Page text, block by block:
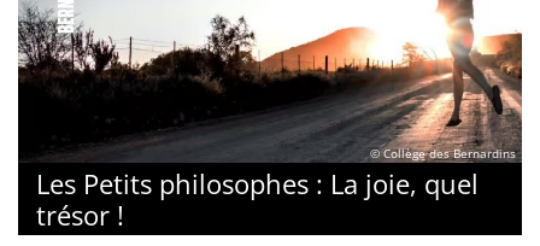
© Collège des Bernardins
Les Petits philosophes : La joie, quel
trésor !